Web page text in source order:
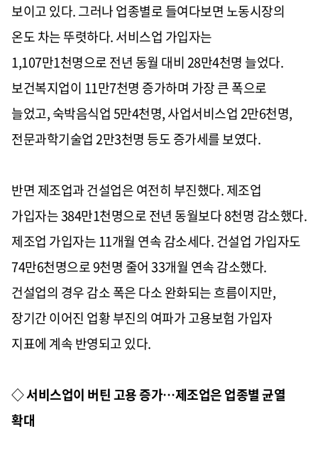
보이고 있다. 그러나 업종별로 들여다보면 노동시장의
온도 차는 뚜렷하다. 서비스업 가입자는
1,107만1천명으로 전년 동월 대비 28만4천명 늘었다.
보건복지업이 11만7천명 증가하며 가장 큰 폭으로
늘었고, 숙박음식업 5만4천명, 사업서비스업 2만6천명,
전문과학기술업 2만3천명 등도 증가세를 보였다.
반면 제조업과 건설업은 여전히 부진했다. 제조업
가입자는 384만1천명으로 전년 동월보다 8천명 감소했다.
제조업 가입자는 11개월 연속 감소세다. 건설업 가입자도
74만6천명으로 9천명 줄어 33개월 연속 감소했다.
건설업의 경우 감소 폭은 다소 완화되는 흐름이지만,
장기간 이어진 업황 부진의 여파가 고용보험 가입자
지표에 계속 반영되고 있다.
◇ 서비스업이 버틴 고용 증가…제조업은 업종별 균열
확대